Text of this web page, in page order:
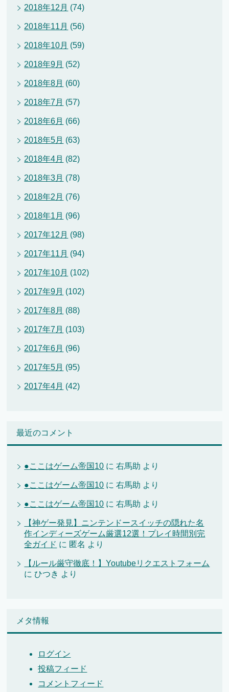
2018年12月 (74)
2018年11月 (56)
2018年10月 (59)
2018年9月 (52)
2018年8月 (60)
2018年7月 (57)
2018年6月 (66)
2018年5月 (63)
2018年4月 (82)
2018年3月 (78)
2018年2月 (76)
2018年1月 (96)
2017年12月 (98)
2017年11月 (94)
2017年10月 (102)
2017年9月 (102)
2017年8月 (88)
2017年7月 (103)
2017年6月 (96)
2017年5月 (95)
2017年4月 (42)
最近のコメント
●ここはゲーム帝国10 に右馬助 より
●ここはゲーム帝国10 に右馬助 より
●ここはゲーム帝国10 に右馬助 より
【神ゲー発見】ニンテンドースイッチの隠れた名
作インディーズゲーム厳選12選！プレイ時間別完
全ガイド に 匿名 より
【ルール厳守徹底！】Youtubeリクエストフォーム
にひつき より
メタ情報
ログイン
投稿フィード
コメントフィード